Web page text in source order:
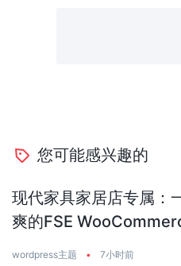
您可能感兴趣的
现代家具家居店专属：
爽的FSE
wordpress主题 • 7小时前